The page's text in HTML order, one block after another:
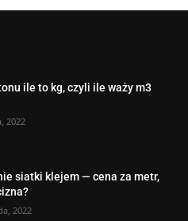
ile to kg, czyli ile waży m3
2022
siatki klejem — cena za metr,
2022